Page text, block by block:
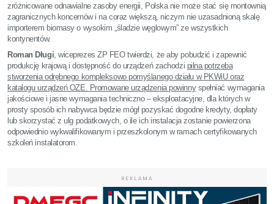
zróżnicowane odnawialne zasoby energii, Polska nie może stać się montownią
zagranicznych koncernów i na coraz większą, niczym nie uzasadnioną skalę
importerem biomasy o wysokim „śladzie węglowym” ze wszystkich
kontynentów.
Roman Długi, wiceprezes ZP FEO twierdzi, że aby pobudzić i zapewnić
produkcję krajową i dostępność do urządzeń zachodzi pilna potrzeba
stworzenia odrębnego kompleksowo pomyślanego działu w PKWiU oraz
katalogu urządzeń OZE. Promowane urządzenia powinnyspełniać wymagania
jakościowe i jasne wymagania techniczno – eksploatacyjne, dla których w
prosty sposób ich nabywca będzie mógł pozyskać dogodne kredyty, dopłaty
lub skorzystać z ulg podatkowych, o ile ich instalacja zostanie powierzona
odpowiednio wykwalifikowanym i przeszkolonym w ramach certyfikowanych
szkoleń instalatorom.
REKLAMA